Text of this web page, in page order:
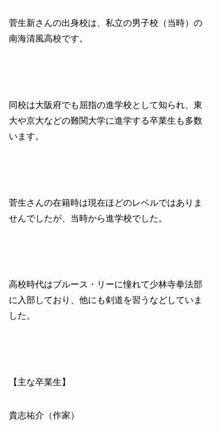
菅生新さんの出身校は、私立の男子校（当時）の
南海清風高校です。
同校は大阪府でも屈指の進学校として知られ、東
大や京大などの難関大学に進学する卒業生も多数
います。
菅生さんの在籍時は現在ほどのレベルではありま
せんでしたが、当時から進学校でした。
高校時代はブルース・リーに憧れて少林寺拳法部
に入部しており、他にも剣道を習うなどしていま
した。
【主な卒業生】
貴志祐介（作家）